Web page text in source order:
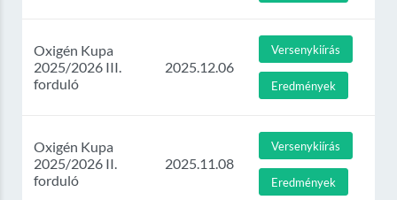
Oxigén Kupa
2025/2026 III.
forduló
2025.12.06
Versenykiírás
Eredmények
Oxigén Kupa
2025/2026 II.
forduló
2025.11.08
Versenykiírás
Eredmények